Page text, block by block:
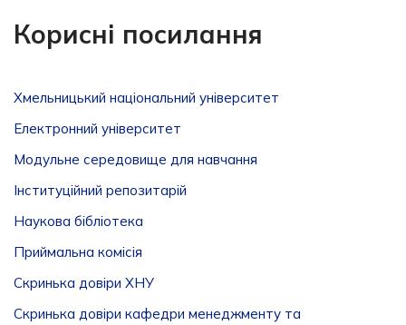
Корисні посилання
Хмельницький національний університет
Електронний університет
Модульне середовище для навчання
Інституційний репозитарій
Наукова бібліотека
Приймальна комісія
Скринька довіри ХНУ
Скринька довіри кафедри менеджменту та